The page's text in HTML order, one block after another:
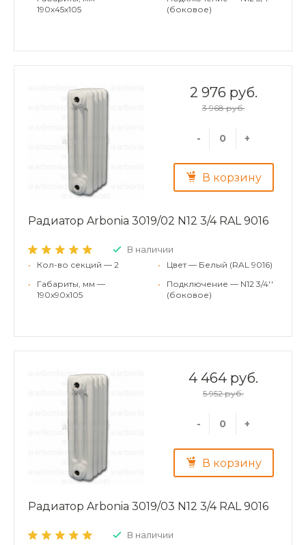
190x45x105
(боковое)
2 976 руб.
3 968 руб.
- +
В корзину
Радиатор Arbonia 3019/02 N12 3/4 RAL 9016
В наличии
•
Кол-во секций — 2
•
Габариты, мм —
190x90x105
•
Цвет — Белый (RAL 9016)
•
Подключение — N12 3/4''
(боковое)
4 464 руб.
5 952 руб.
- +
В корзину
Радиатор Arbonia 3019/03 N12 3/4 RAL 9016
В наличии